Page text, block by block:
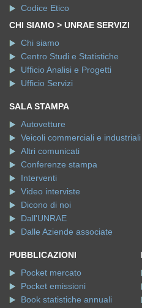
Codice Etico
CHI SIAMO > UNRAE SERVIZI
Chi siamo
Centro Studi e Statistiche
Ufficio Analisi e Progetti
Ufficio Servizi
SALA STAMPA
Autovetture
Veicoli commerciali e industriali
Altri comunicati
Conferenze stampa
Interventi
Video interviste
Dicono di noi
Dall'UNRAE
Dalle Aziende associate
PUBBLICAZIONI
Pocket mercato
Pocket emissioni
Book statistiche annuali